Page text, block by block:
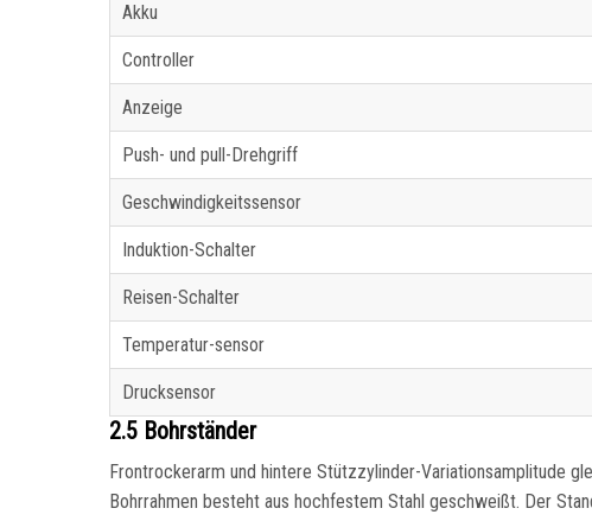
Akku
Controller
Anzeige
Push- und pull-Drehgriff
Geschwindigkeitssensor
Induktion-Schalter
Reisen-Schalter
Temperatur-sensor
Drucksensor
2.5 Bohrständer
Frontrockerarm und hintere Stützzylinder-Variationsamplitude
Bohrrahmen besteht aus hochfestem Stahl geschweißt. Der